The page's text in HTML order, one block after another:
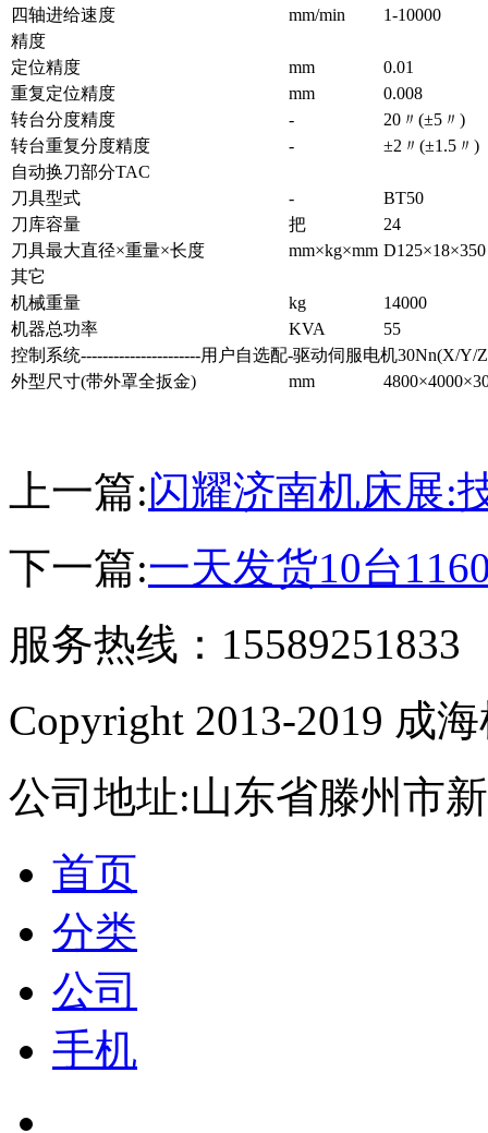
四轴进给速度 mm/min
1-10000
精度
定位精度
mm
0.01
重复定位精度
mm
0.008
转台分度精度
-
20〃(±5〃)
转台重复分度精度
-
±2〃(±1.5〃)
自动换刀部分TAC
刀具型式
-
BT50
刀库容量
把
24
刀具最大直径×重量×长度
mm×kg×mm D125×18×350
其它
机械重量
kg
14000
机器总功率
KVA
55
控制系统----------------------用户自选配-驱动伺服电机30Nn(X/Y/
外型尺寸(带外罩全扳金)
mm
上一篇:闪耀济南机床展:
下一篇:一天发货10台
服务热线：15589251833
Copyright 2013-2019 成
公司地址:山东省滕州市
首页
分类
公司
手机